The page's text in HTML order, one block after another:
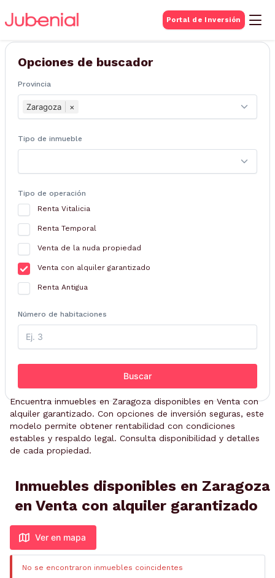
Portal de Inversión
BUSQUEDA DE
Inmuebles
Opciones de buscador
Provincia
Zaragoza ×
Tipo de inmueble
Tipo de operación
Renta Vitalicia
Renta Temporal
Venta de la nuda propiedad
Venta con alquiler garantizado
Renta Antigua
Número de habitaciones
Buscar
Encuentra inmuebles en Zaragoza disponibles en Venta con
alquiler garantizado. Con opciones de inversión seguras, este
modelo permite obtener rentabilidad con condiciones
estables y respaldo legal. Consulta disponibilidad y detalles
de cada propiedad.
Inmuebles disponibles en Zaragoza
en Venta con alquiler garantizado
Ver en mapa
No se encontraron inmuebles coincidentes